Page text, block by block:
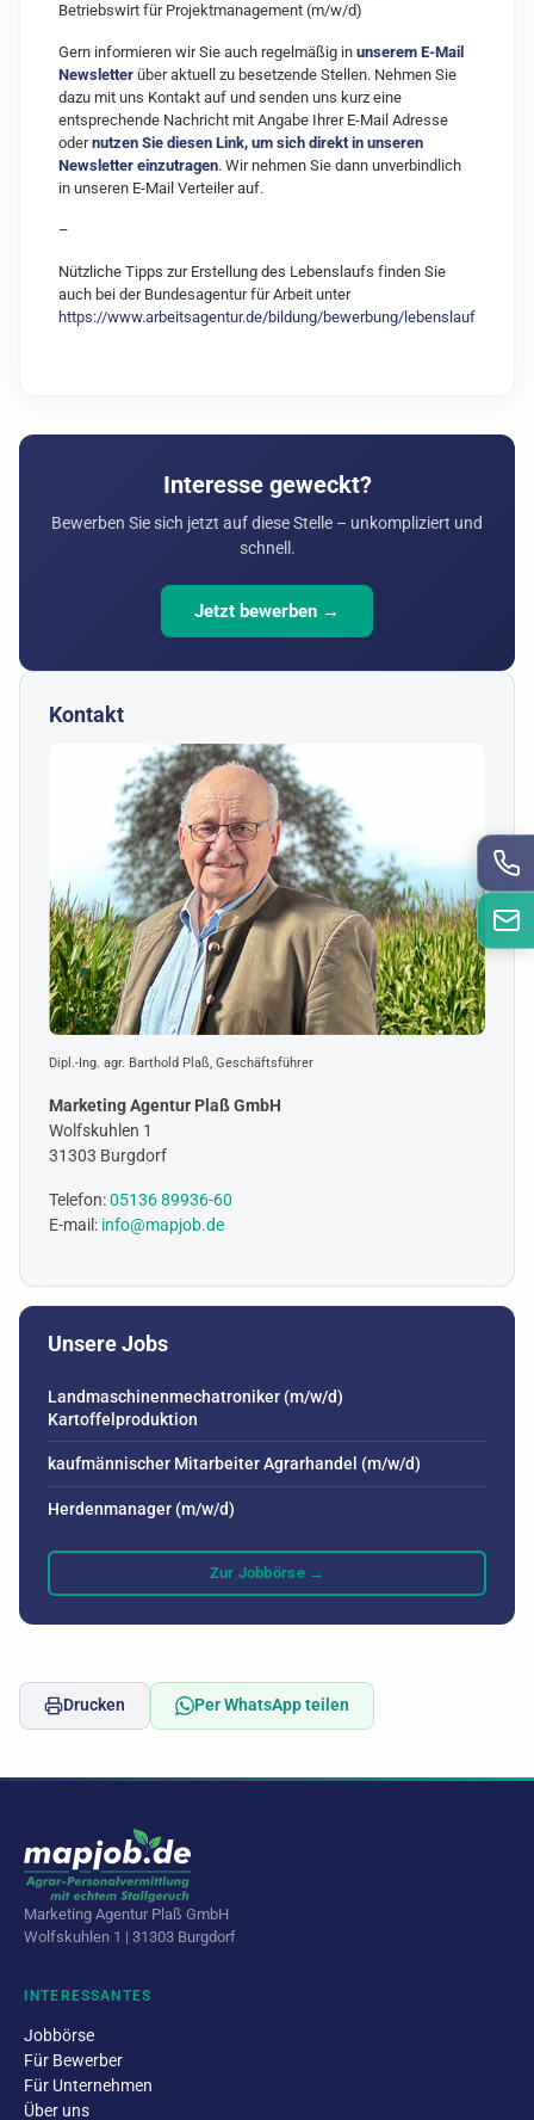
Betriebswirt für Projektmanagement (m/w/d)
Gern informieren wir Sie auch regelmäßig in unserem E-Mail
Newsletter über aktuell zu besetzende Stellen. Nehmen Sie
dazu mit uns Kontakt auf und senden uns kurz eine
entsprechende Nachricht mit Angabe Ihrer E-Mail Adresse
odernutzen Sie diesen Link, um sich direkt in unseren
Newsletter einzutragen. Wir nehmen Sie dann unverbindlich
in unseren E-Mail Verteiler auf.
–
Nützliche Tipps zur Erstellung des Lebenslaufs finden Sie
auch bei der Bundesagentur für Arbeit unter
https://www.arbeitsagentur.de/bildung/bewerbung/lebenslauf
Interesse geweckt?
Bewerben Sie sich jetzt auf diese Stelle – unkompliziert und
schnell.
Jetzt bewerben →
Kontakt
Dipl.-Ing. agr. Barthold Plaß, Geschäftsführer
Marketing Agentur Plaß GmbH
Wolfskuhlen 1
31303 Burgdorf
Telefon:05136 89936-60
E-mail: info@mapjob.de
Unsere Jobs
Landmaschinenmechatroniker (m/w/d)
Kartoffelproduktion
kaufmännischer Mitarbeiter Agrarhandel (m/w/d)
Herdenmanager (m/w/d)
Zur Jobbörse →
Drucken Per WhatsApp teilen
Marketing Agentur Plaß GmbH
Wolfskuhlen 1 | 31303 Burgdorf
INTERESSANTES
Jobbörse
Für Bewerber
Für Unternehmen
Über uns